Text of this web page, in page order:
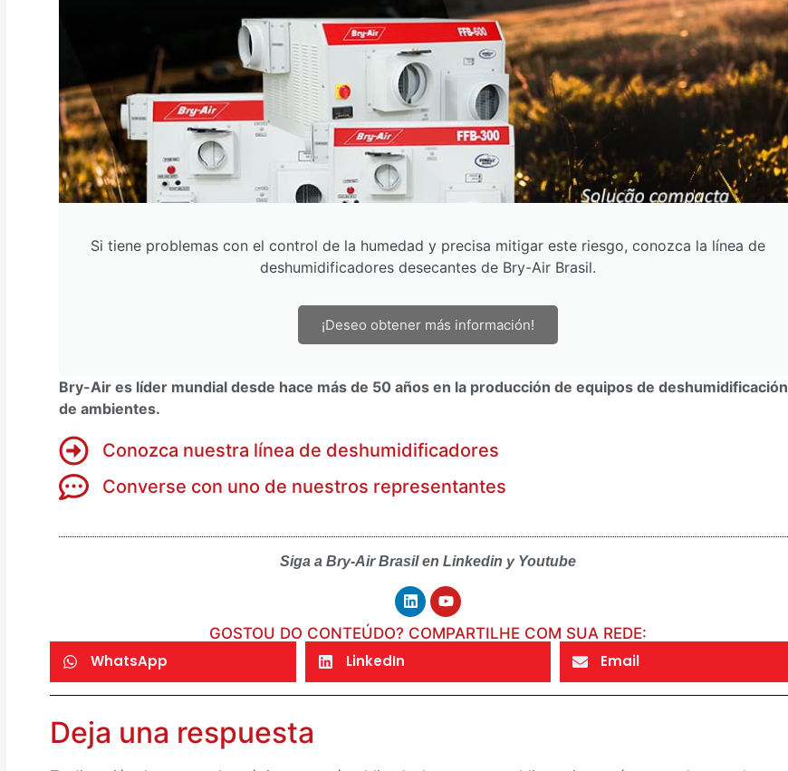
Si tiene problemas con el control de la humedad y precisa mitigar este riesgo, conozca la línea de
deshumidificadores desecantes de Bry-Air Brasil.
¡Deseo obtener más información!
Bry-Air es líder mundial desde hace más de 50 años en la producción de equipos de deshumidificación
de ambientes.
Conozca nuestra línea de deshumidificadores
Converse con uno de nuestros representantes
Siga a Bry-Air Brasil en Linkedin y Youtube
GOSTOU DO CONTEÚDO? COMPARTILHE COM SUA REDE:
WhatsApp LinkedIn Email
Deja una respuesta